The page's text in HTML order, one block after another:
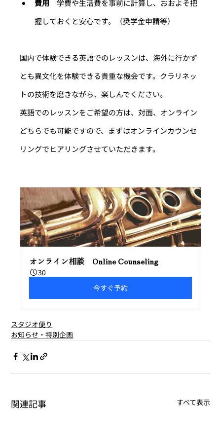
費用 学費や生活費を事前に計算し、おおよそ把
握しておくと安心です。（奨学金申請等）
国内で体験できる英語でのレッスンは、海外に行かず
とも異文化を体験できる貴重な機会です。クラリネッ
トの技術を磨きながら、楽しんでください。
英語でのレッスンをご希望の方は、対面、オンライン
どちらでも可能ですので、まずはオンラインカウンセ
リングでヒアリングさせていただきます。
オンライン相談　Online Counseling
30
今すぐ予約
スタジオ便り
お知らせ・特別企画
関連記事 すべて表示